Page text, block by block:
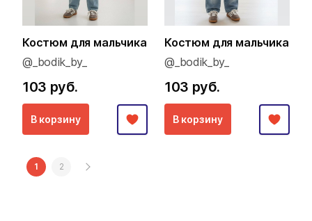
Костюм для мальчика
@_bodik_by_
103 руб.
В корзину
Костюм для мальчика
@_bodik_by_
103 руб.
В корзину
1 2